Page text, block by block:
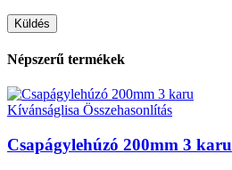
Népszerű termékek
Kívánságlisa Összehasonlítás
Csapágylehúzó 200mm 3 karu